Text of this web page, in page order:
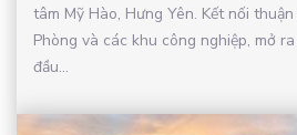
tâm Mỹ Hào, Hưng Yên. Kết nối
Phòng và các khu công nghiệp, mở
đầu...